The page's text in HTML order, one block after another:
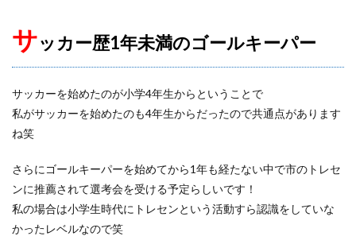
サッカー歴1年未満のゴールキーパー
サッカーを始めたのが小学4年生からということで
私がサッカーを始めたのも4年生からだったので共通点があります
ね笑
さらにゴールキーパーを始めてから1年も経たない中で市のトレセ
ンに推薦されて選考会を受ける予定らしいです！
私の場合は小学生時代にトレセンという活動すら認識をしていな
かったレベルなので笑
ハーフボレー
バランス
バランス感覚
パス&サポート
パタヤ パット
パリーゾーン
パンチング
パントキック
パーソナル
パーソナルGKトレーニング
パーソナルGK練習
ビデオカメラ
フォーム
フォーリング
フットワーク
フロントダイビング
ブッフォン
ブレイクアウェイ
ブロッキング